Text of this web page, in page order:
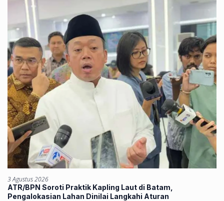
3 Agustus 2026
ATR/BPN Soroti Praktik Kapling Laut di Batam,
Pengalokasian Lahan Dinilai Langkahi Aturan